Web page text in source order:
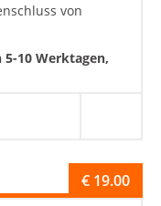
von
10 Werktagen,
€ 19.00